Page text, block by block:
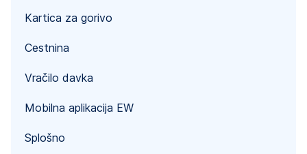
Kartica za gorivo
Cestnina
Vračilo davka
Mobilna aplikacija EW
Splošno